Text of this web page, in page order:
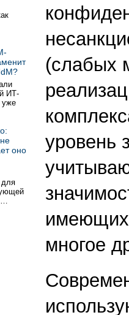
ИТ-
уже
оно
для
…
(слабых
уровень
многое